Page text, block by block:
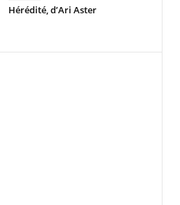
Hérédité, d’Ari Aster